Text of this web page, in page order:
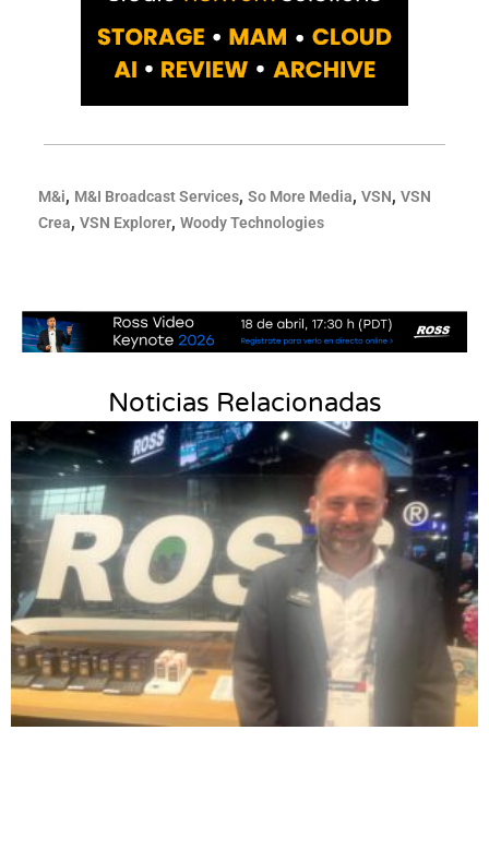
M&i, M&I Broadcast Services, So More Media, VSN, VSN
Crea, VSN Explorer, Woody Technologies
Noticias Relacionadas